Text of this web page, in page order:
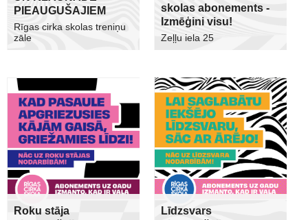
PIEAUGUŠAJIEM
Rīgas cirka skolas treniņu
zāle
skolas abonements -
Izmēģini visu!
Zeļļu iela 25
Roku stāja
Līdzsvars